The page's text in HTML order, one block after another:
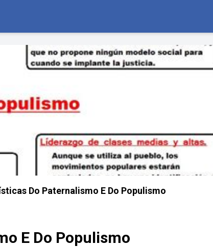
Do Paternalismo E Do Populismo
E Do Populismo